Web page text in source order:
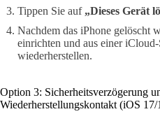
Tippen Sie auf „Dieses Gerät
Nachdem das iPhone gelöscht
einrichten und aus einer
wiederherstellen.
Option 3: Sicherheitsverzögerung
Wiederherstellungskontakt (iOS 17/